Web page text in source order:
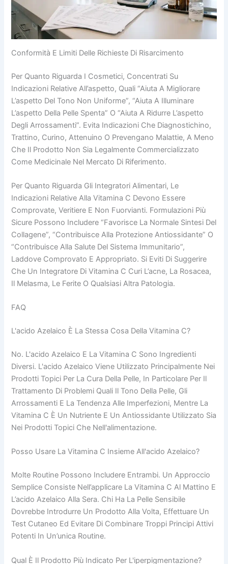
Conformità E Limiti Delle Richieste Di Risarcimento
Per Quanto Riguarda I Cosmetici, Concentrati Su
Indicazioni Relative All’aspetto, Quali “aiuta A Migliorare
L’aspetto Del Tono Non Uniforme”, “aiuta A Illuminare
L’aspetto Della Pelle Spenta” O “aiuta A Ridurre L’aspetto
Degli Arrossamenti”. Evita Indicazioni Che Diagnostichino,
Trattino, Curino, Attenuino O Prevengano Malattie, A Meno
Che Il Prodotto Non Sia Legalmente Commercializzato
Come Medicinale Nel Mercato Di Riferimento.
Per Quanto Riguarda Gli Integratori Alimentari, Le
Indicazioni Relative Alla Vitamina C Devono Essere
Comprovate, Veritiere E Non Fuorvianti. Formulazioni Più
Sicure Possono Includere “favorisce La Normale Sintesi Del
Collagene”, “contribuisce Alla Protezione Antiossidante” O
“contribuisce Alla Salute Del Sistema Immunitario”,
Laddove Comprovato E Appropriato. Si Eviti Di Suggerire
Che Un Integratore Di Vitamina C Curi L’acne, La Rosacea,
Il Melasma, Le Ferite O Qualsiasi Altra Patologia.
FAQ
L'acido Azelaico È La Stessa Cosa Della Vitamina C?
No. L'acido Azelaico E La Vitamina C Sono Ingredienti
Diversi. L'acido Azelaico Viene Utilizzato Principalmente Nei
Prodotti Topici Per La Cura Della Pelle, In Particolare Per Il
Trattamento Di Problemi Quali Il Tono Della Pelle, Gli
Arrossamenti E La Tendenza Alle Imperfezioni, Mentre La
Vitamina C È Un Nutriente E Un Antiossidante Utilizzato Sia
Nei Prodotti Topici Che Nell'alimentazione.
Posso Usare La Vitamina C Insieme All'acido Azelaico?
Molte Routine Possono Includere Entrambi. Un Approccio
Semplice Consiste Nell’applicare La Vitamina C Al Mattino E
L’acido Azelaico Alla Sera. Chi Ha La Pelle Sensibile
Dovrebbe Introdurre Un Prodotto Alla Volta, Effettuare Un
Test Cutaneo Ed Evitare Di Combinare Troppi Principi Attivi
Potenti In Un’unica Routine.
Qual È Il Prodotto Più Indicato Per L'iperpigmentazione?